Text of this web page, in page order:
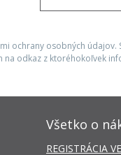
ochrany osobných údajov.
odkaz z ktoréhokoľvek
Všetko o
REGISTRÁCIA